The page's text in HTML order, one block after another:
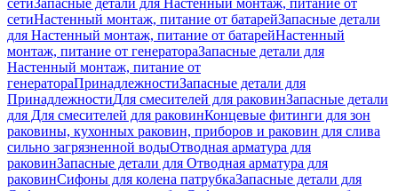
сетиЗапасные детали для Настенный монтаж, питание от
сетиНастенный монтаж, питание от батарейЗапасные детали
для Настенный монтаж, питание от батарейНастенный
монтаж, питание от генератораЗапасные детали для
Настенный монтаж, питание от
генератораПринадлежностиЗапасные детали для
ПринадлежностиДля смесителей для раковинЗапасные детали
для Для смесителей для раковинКонцевые фитинги для зон
раковины, кухонных раковин, приборов и раковин для слива
сильно загрязненной водыОтводная арматура для
раковинЗапасные детали для Отводная арматура для
раковинСифоны для колена патрубкаЗапасные детали для